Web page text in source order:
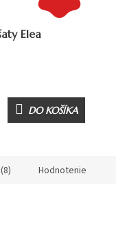
Elea
DO KOŠÍKA
Hodnotenie